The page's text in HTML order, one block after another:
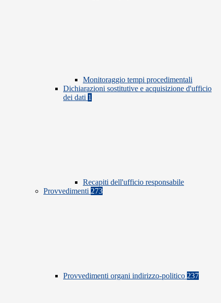
Monitoraggio tempi procedimentali
Dichiarazioni sostitutive e acquisizione d'ufficio
dei dati 1
Recapiti dell'ufficio responsabile
Provvedimenti 273
Provvedimenti organi indirizzo-politico 237